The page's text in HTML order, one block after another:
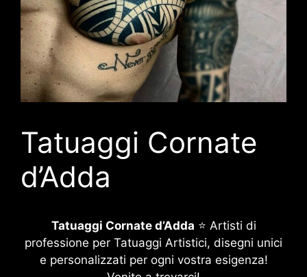
Tatuaggi Cornate
d’Adda
Tatuaggi Cornate d’Adda ⭐ Artisti di
professione per Tatuaggi Artistici, disegni unici
e personalizzati per ogni vostra esigenza!